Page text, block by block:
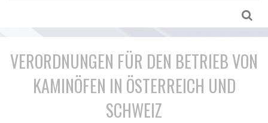
VERORDNUNGEN FÜR DEN BETRIEB VON
KAMINÖFEN IN ÖSTERREICH UND
SCHWEIZ